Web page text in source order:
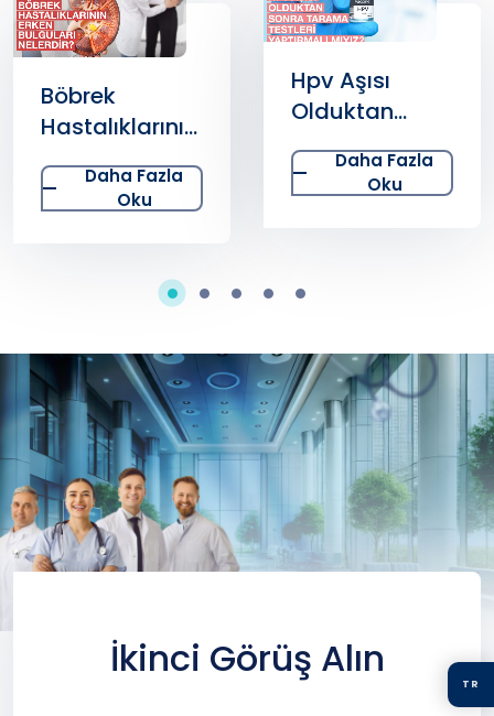
TR
Böbrek
Hastalıklarının
Erken Bulguları
Nelerdir?
Daha Fazla
Oku
Hpv Aşısı
Olduktan
Sonra Tarama
Testleri
Yaptırmalı
Daha Fazla
Oku
İkinci Görüş Alın